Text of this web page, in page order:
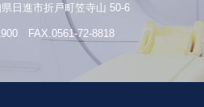
日進市折戸町笠寺山 50-6
FAX.0561-72-8818